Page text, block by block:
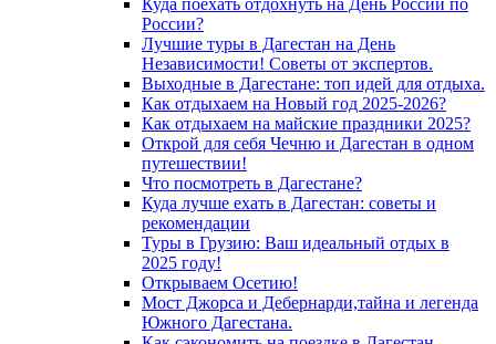
Куда поехать отдохнуть на День России по
России?
Лучшие туры в Дагестан на День
Независимости! Советы от экспертов.
Выходные в Дагестане: топ идей для отдыха.
Как отдыхаем на Новый год 2025-2026?
Как отдыхаем на майские праздники 2025?
Открой для себя Чечню и Дагестан в одном
путешествии!
Что посмотреть в Дагестане?
Куда лучше ехать в Дагестан: советы и
рекомендации
Туры в Грузию: Ваш идеальный отдых в
2025 году!
Открываем Осетию!
Мост Джорса и Дебернарди,тайна и легенда
Южного Дагестана.